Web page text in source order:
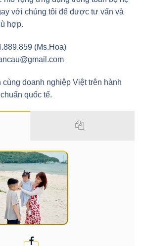
với chúng tôi để được tư vấn và
hợp.
(Ms.Hoa)
doanh nghiệp Việt trên hành
quốc tế.